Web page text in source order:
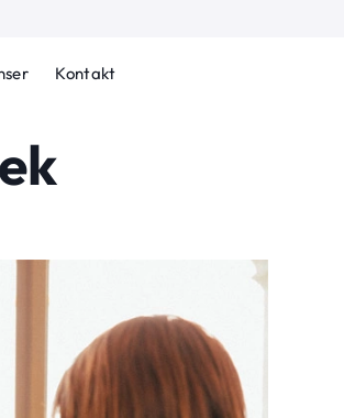
Kontakt